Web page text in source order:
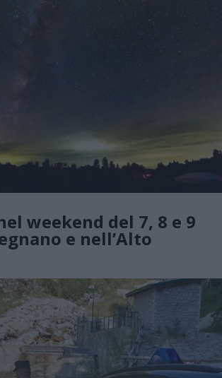
weekend del 7, 8 e 9
e nell’Alto